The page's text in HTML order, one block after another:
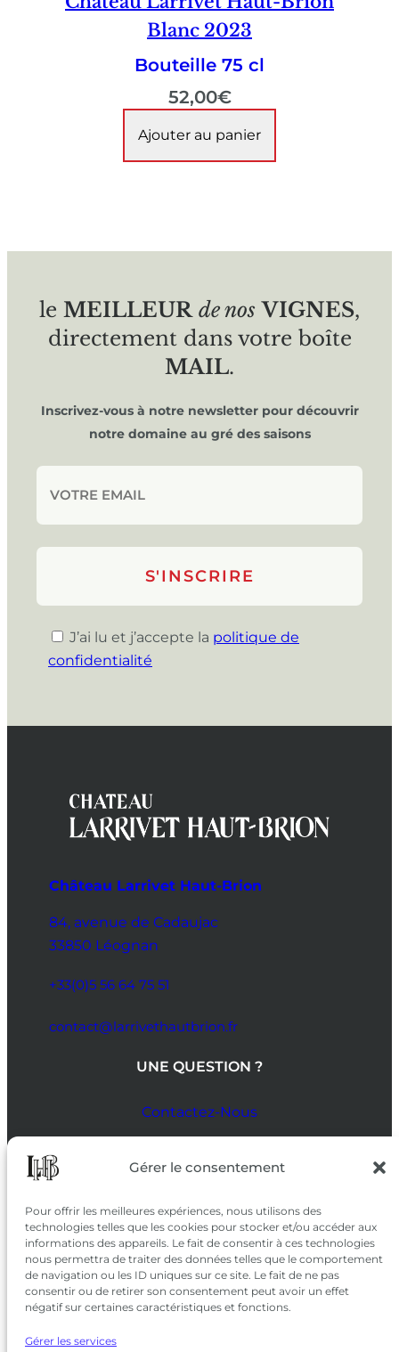
Gérer le consentement
Pour offrir les meilleures expériences, nous utilisons des
technologies telles que les cookies pour stocker et/ou accéder aux
informations des appareils. Le fait de consentir à ces technologies
nous permettra de traiter des données telles que le comportement
de navigation ou les ID uniques sur ce site. Le fait de ne pas
consentir ou de retirer son consentement peut avoir un effet
négatif sur certaines caractéristiques et fonctions.
Gérer les services
Blanc 2023
Bouteille 75 cl
52,00€
Ajouter au panier
le MEILLEUR de nos VIGNES,
directement dans votre boîte
MAIL.
Inscrivez-vous à notre newsletter pour découvrir
notre domaine au gré des saisons
J’ai lu et j’accepte la politique de
confidentialité
Château Larrivet Haut-Brion
84, avenue de Cadaujac
33850 Léognan
+33(0)5 56 64 75 51
contact@larrivethautbrion.fr
UNE QUESTION ?
Contactez-Nous
SUIVEZ-NOUS
SUR LES RÉSEAUX